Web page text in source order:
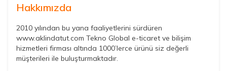
Hakkımızda
2010 yılından bu yana faaliyetlerini sürdüren
www.aklindatut.com Tekno Global e-ticaret ve bilişim
hizmetleri firması altında 1000’lerce ürünü siz değerli
müşterileri ile buluşturmaktadır.